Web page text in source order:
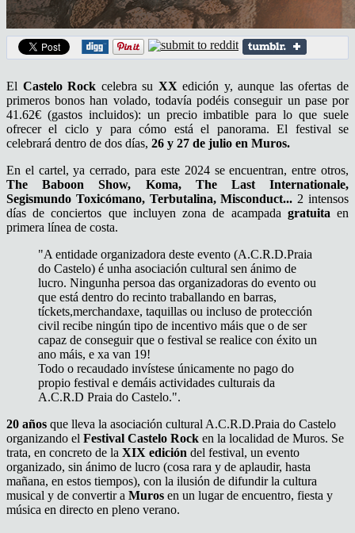
El Castelo Rock celebra su XX edición y, aunque las ofertas de
primeros bonos han volado, todavía podéis conseguir un pase por
41.62€ (gastos incluidos): un precio imbatible para lo que suele
ofrecer el ciclo y para cómo está el panorama. El festival se
celebrará dentro de dos días, 26 y 27 de julio en Muros.
En el cartel, ya cerrado, para este 2024 se encuentran, entre otros,
The Baboon Show, Koma, The Last Internationale,
Segismundo Toxicómano, Terbutalina, Misconduct... 2 intensos
días de conciertos que incluyen zona de acampada gratuita en
primera línea de costa.
"A entidade organizadora deste evento (A.C.R.D.Praia
do Castelo) é unha asociación cultural sen ánimo de
lucro. Ningunha persoa das organizadoras do evento ou
que está dentro do recinto traballando en barras,
tíckets,merchandaxe, taquillas ou incluso de protección
civil recibe ningún tipo de incentivo máis que o de ser
capaz de conseguir que o festival se realice con éxito un
ano máis, e xa van 19!
Todo o recaudado invístese únicamente no pago do
propio festival e demáis actividades culturais da
A.C.R.D Praia do Castelo.".
20 años que lleva la asociación cultural A.C.R.D.Praia do Castelo
organizando el Festival Castelo Rock en la localidad de Muros. Se
trata, en concreto de la XIX edición del festival, un evento
organizado, sin ánimo de lucro (cosa rara y de aplaudir, hasta
mañana, en estos tiempos), con la ilusión de difundir la cultura
musical y de convertir a Muros en un lugar de encuentro, fiesta y
música en directo en pleno verano.